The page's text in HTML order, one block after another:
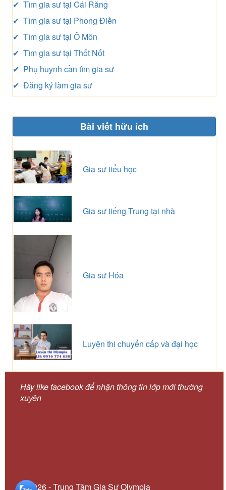
✔ Tìm gia sư tại Cái Răng
✔ Tìm gia sư tại Phong Điền
✔ Tìm gia sư tại Ô Môn
✔ Tìm gia sư tại Thốt Nốt
✔ Phụ huynh cần tìm gia sư
✔ Đăng ký làm gia sư
Bài viết hữu ích
Gia sư tiểu học
Gia sư tiếng Trung tại nhà
Gia sư Hóa
Luyện thi chuyển cấp và đại học
Hãy like facebook để nhận thông tin lớp mới thường
xuyên
© 2026 - Trung Tâm Gia Sư Olympia